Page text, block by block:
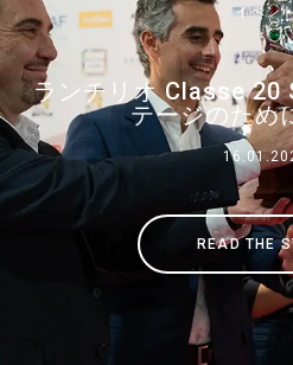
イベン
ランチリオ Classe 20
テージのため
READ THE
Our brands
グループ
ニュース